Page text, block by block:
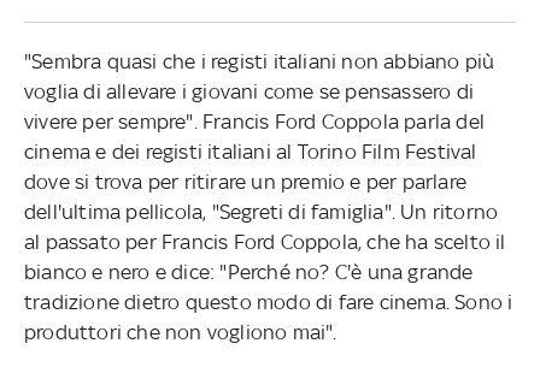
"Sembra quasi che i registi italiani non abbiano più
voglia di allevare i giovani come se pensassero di
vivere per sempre". Francis Ford Coppola parla del
cinema e dei registi italiani al Torino Film Festival
dove si trova per ritirare un premio e per parlare
dell'ultima pellicola, "Segreti di famiglia". Un ritorno
al passato per Francis Ford Coppola, che ha scelto il
bianco e nero e dice: "Perché no? C'è una grande
tradizione dietro questo modo di fare cinema. Sono i
produttori che non vogliono mai".